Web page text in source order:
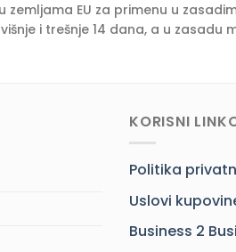
EU za primenu u
i trešnje 14 dana, a u zasadu
KORISNI
Politika
Uslovi
Business 2